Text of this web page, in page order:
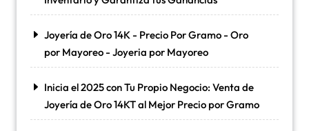
Joyería de Oro 14K - Precio Por Gramo - Oro
por Mayoreo - Joyeria por Mayoreo
Inicia el 2025 con Tu Propio Negocio: Venta de
Joyería de Oro 14KT al Mejor Precio por Gramo